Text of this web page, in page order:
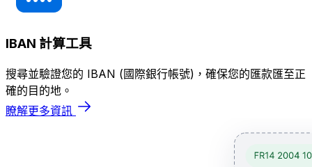
IBAN 計算工具
搜尋並驗證您的 IBAN (國際銀行帳號)，確保您的匯款匯至正
確的目的地。
瞭解更多資訊